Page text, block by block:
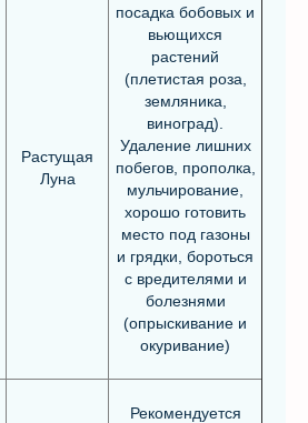
Растущая
Луна
посадка бобовых и
вьющихся
растений
(плетистая роза,
земляника,
виноград).
Удаление лишних
побегов, прополка,
мульчирование,
хорошо готовить
место под газоны
и грядки, бороться
с вредителями и
болезнями
(опрыскивание и
окуривание)
Рекомендуется